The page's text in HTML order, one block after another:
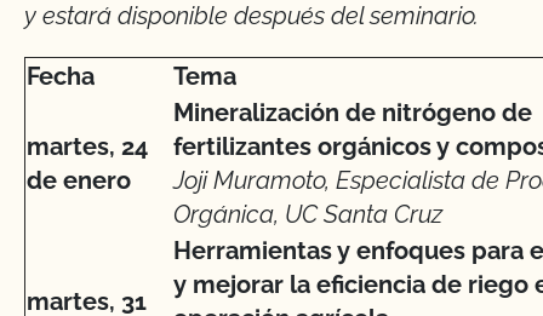
y estará disponible después del seminario.
Fecha Tema
martes, 24
de enero
Mineralización de nitrógeno de
fertilizantes orgánicos y
Joji Muramoto, Especialista de
Orgánica, UC Santa Cruz
martes, 31
Herramientas y enfoques para
y mejorar la eficiencia de riego